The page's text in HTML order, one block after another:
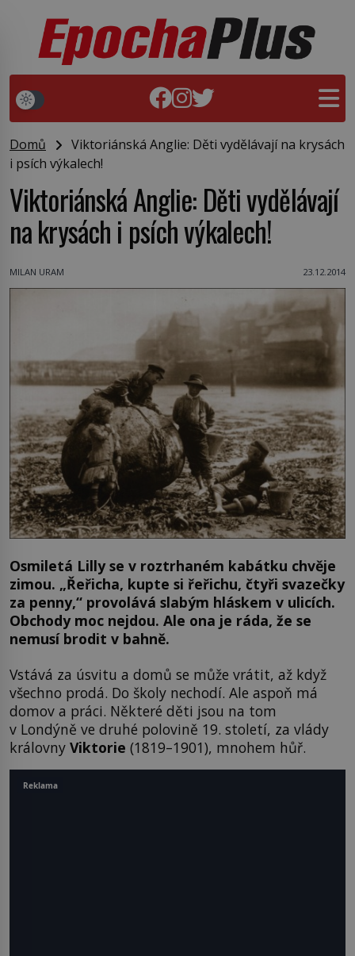
Domů
Viktoriánská Anglie: Děti vydělávají na krysách
i psích výkalech!
Viktoriánská Anglie: Děti vydělávají
na krysách i psích výkalech!
MILAN URAM 23.12.2014
Osmiletá Lilly se v roztrhaném kabátku chvěje
zimou. „Řeřicha, kupte si řeřichu, čtyři svazečky
za penny,“ provolává slabým hláskem v ulicích.
Obchody moc nejdou. Ale ona je ráda, že se
nemusí brodit v bahně.
Vstává za úsvitu a domů se může vrátit, až když
všechno prodá. Do školy nechodí. Ale aspoň má
domov a práci. Některé děti jsou na tom
v Londýně ve druhé polovině 19. století, za vlády
královny Viktorie (1819–1901), mnohem hůř.
Reklama